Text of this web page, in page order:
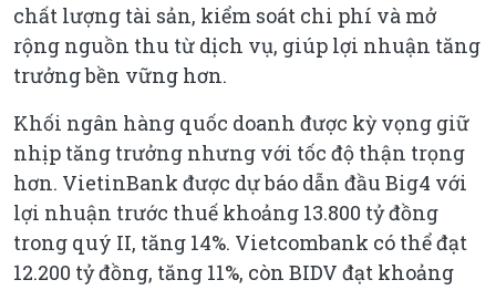
chất lượng tài sản, kiểm soát chi phí và mở
rộng nguồn thu từ dịch vụ, giúp lợi nhuận tăng
trưởng bền vững hơn.
Khối ngân hàng quốc doanh được kỳ vọng giữ
nhịp tăng trưởng nhưng với tốc độ thận trọng
hơn. VietinBank được dự báo dẫn đầu Big4 với
lợi nhuận trước thuế khoảng 13.800 tỷ đồng
trong quý II, tăng 14%. Vietcombank có thể đạt
12.200 tỷ đồng, tăng 11%, còn BIDV đạt khoảng